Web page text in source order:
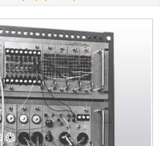
el/staff/kontos.html